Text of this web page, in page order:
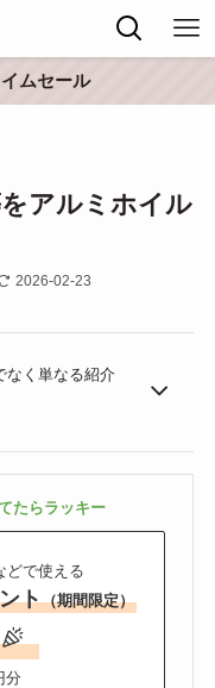
ムセール
アルミホイル
2026-02-23
なく単なる紹介
たらラッキー
どで使える
ト（期間限定）
分